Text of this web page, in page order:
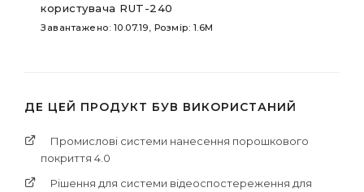
користувача RUT-240
Завантажено: 10.07.19, Розмір: 1.6M
ДЕ ЦЕЙ ПРОДУКТ БУВ ВИКОРИСТАНИЙ
Промислові системи нанесення порошкового
покриття 4.0
Рішення для системи відеоспостереження для